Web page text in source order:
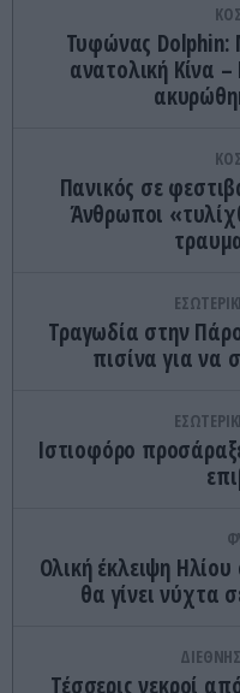
Τυφώνας Dolphin:
ανατολική Κίνα
Πανικός σε
Άνθρωποι
Τραγωδία στην
πισίνα για να
Ιστιοφόρο
Ολική έκλειψη
θα γίνει νύχτα
Τέσσερις νεκροί